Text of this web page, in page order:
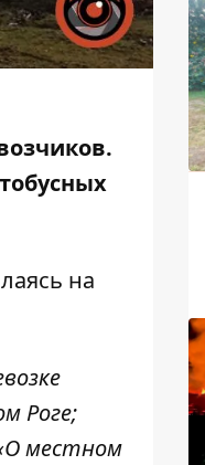
на
Роге;
местном